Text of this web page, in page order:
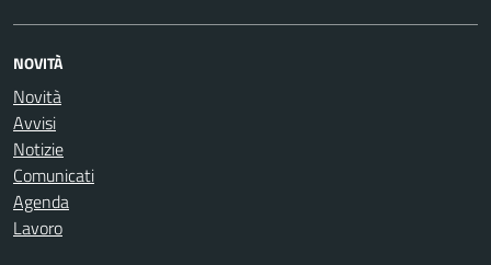
NOVITÀ
Novità
Avvisi
Notizie
Comunicati
Agenda
Lavoro